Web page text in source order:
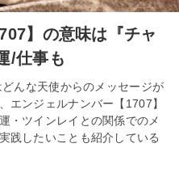
】の意味は『チャ
/仕事も
んな天使からのメッセージが
エンジェルナンバー【1707】
・ツインレイとの関係でのメ
践したいことも紹介している